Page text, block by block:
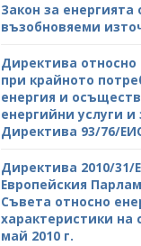
Закон за енергията
възобновяеми
Директива
при крайното
енергия и
енергийни услуги и
Директива 93/76/
Директива 2010/31/
Европейския
Съвета относно
характеристики на
май 2010 г.